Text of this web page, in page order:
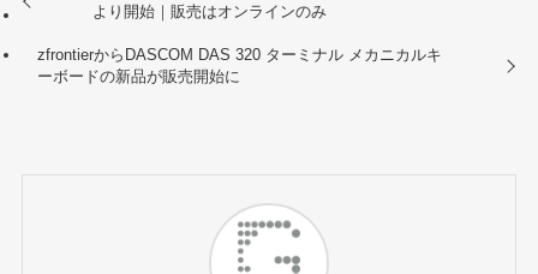
より開始｜販売はオンラインのみ
zfrontierからDASCOM DAS 320 ターミナル メカニカルキ
ーボードの新品が販売開始に